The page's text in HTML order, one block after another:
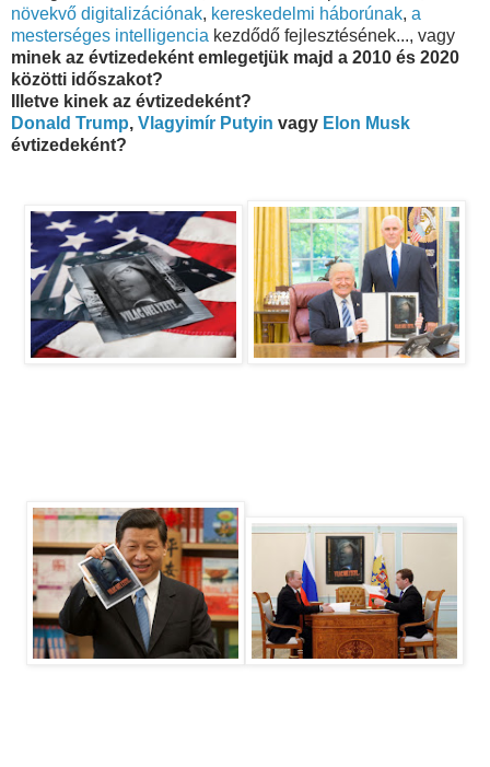
növekvő digitalizációnak, kereskedelmi háborúnak, a
mesterséges intelligencia kezdődő fejlesztésének..., vagy
minek az évtizedeként emlegetjük majd a 2010 és 2020
közötti időszakot?
Illetve kinek az évtizedeként?
Donald Trump, Vlagyimír Putyin vagy Elon Musk
évtizedeként?